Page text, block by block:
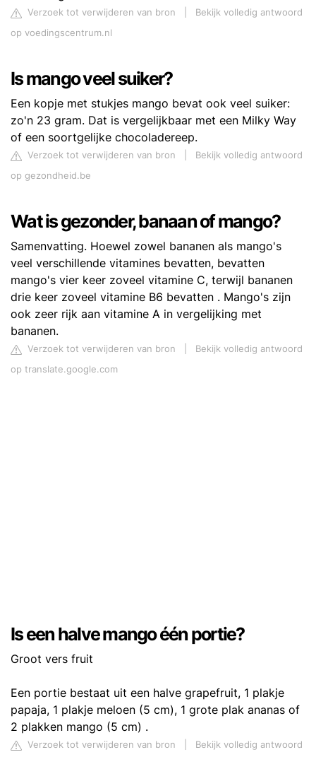
Verzoek tot verwijderen van bron
Bekijk volledig antwoord
op voedingscentrum.nl
Is mango veel suiker?
Een kopje met stukjes mango bevat ook veel suiker:
zo'n 23 gram. Dat is vergelijkbaar met een Milky Way
of een soortgelijke chocoladereep.
Verzoek tot verwijderen van bron
Bekijk volledig antwoord
op gezondheid.be
Wat is gezonder, banaan of mango?
Samenvatting. Hoewel zowel bananen als mango's
veel verschillende vitamines bevatten, bevatten
mango's vier keer zoveel vitamine C, terwijl bananen
drie keer zoveel vitamine B6 bevatten . Mango's zijn
ook zeer rijk aan vitamine A in vergelijking met
bananen.
Verzoek tot verwijderen van bron
Bekijk volledig antwoord
op translate.google.com
Is een halve mango één portie?
Groot vers fruit
Een portie bestaat uit een halve grapefruit, 1 plakje
papaja, 1 plakje meloen (5 cm), 1 grote plak ananas of
2 plakken mango (5 cm) .
Verzoek tot verwijderen van bron
Bekijk volledig antwoord